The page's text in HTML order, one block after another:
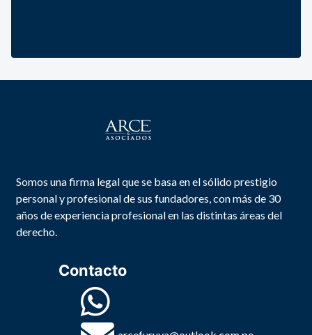
Somos una firma legal que se basa en el sólido prestigio
personal y profesional de sus fundadores, con más de 30
años de experiencia profesional en las distintas áreas del
derecho.
Contacto